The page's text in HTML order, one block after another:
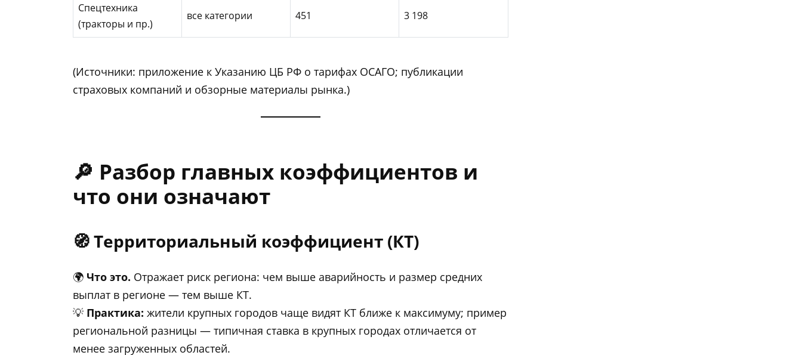
Спецтехника
(тракторы и пр.)
все категории 451 3 198
(Источники: приложение к Указанию ЦБ РФ о тарифах ОСАГО; публикации
страховых компаний и обзорные материалы рынка.)
🔎 Разбор главных коэффициентов и
что они означают
🧭 Территориальный коэффициент (КТ)
🌍 Что это. Отражает риск региона: чем выше аварийность и размер средних
выплат в регионе — тем выше КТ.
💡 Практика: жители крупных городов чаще видят КТ ближе к максимуму; пример
региональной разницы — типичная ставка в крупных городах отличается от
менее загруженных областей.